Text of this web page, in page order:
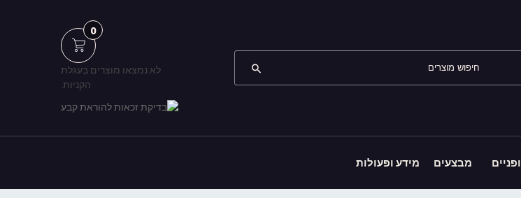
0
לא נמצאו מוצרים בעגלת
הקניות.
מבצעים מידע ופעולות